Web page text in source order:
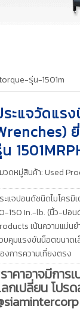
รุ่น-1501m
ระแจวัดแร
วดหมู่สินค้า:Used
ะแจปอนด์ชนิดไมโครมิ
150 In.-lb. (นิ้ว-ปอน
เน้นความแม่น
บคุมแรงขันน็อตขนาด
งการความเที่ยงตรง
าคาอาจมีการ
กเปลี่ยน โปร